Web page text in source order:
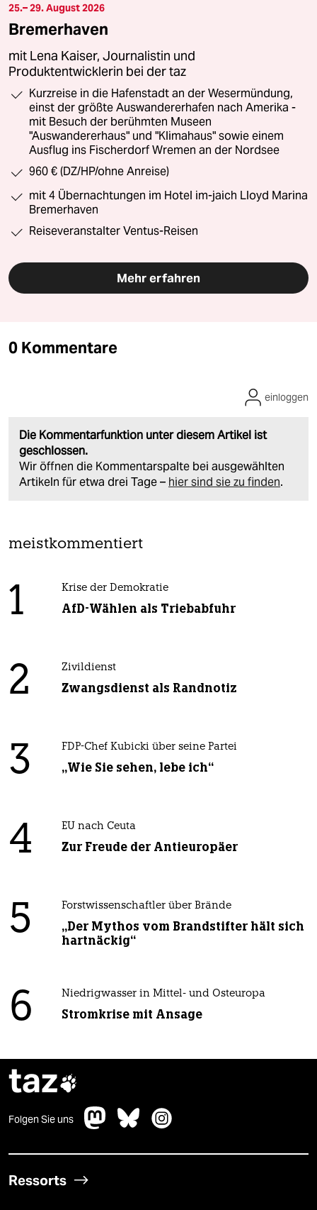
25.– 29. August 2026
Bremerhaven
mit Lena Kaiser, Journalistin und
Produktentwicklerin bei der taz
Kurzreise in die Hafenstadt an der Wesermündung,
einst der größte Auswandererhafen nach Amerika -
mit Besuch der berühmten Museen
"Auswandererhaus" und "Klimahaus" sowie einem
Ausflug ins Fischerdorf Wremen an der Nordsee
960 € (DZ/HP/ohne Anreise)
mit 4 Übernachtungen im Hotel im-jaich Lloyd Marina
Bremerhaven
Reiseveranstalter Ventus-Reisen
Mehr erfahren
0 Kommentare
Die Kommentarfunktion unter diesem Artikel ist
geschlossen.
Wir öffnen die Kommentarspalte bei ausgewählten
Artikeln für etwa drei Tage – hier sind sie zu finden.
einloggen
meistkommentiert
1 Krise der Demokratie
AfD-Wählen als Triebabfuhr
2 Zivildienst
Zwangsdienst als Randnotiz
3 FDP-Chef Kubicki über seine Partei
„Wie Sie sehen, lebe ich“
4 EU nach Ceuta
Zur Freude der Antieuropäer
5 Forstwissenschaftler über Brände
„Der Mythos vom Brandstifter hält sich
hartnäckig“
6 Niedrigwasser in Mittel- und Osteuropa
Stromkrise mit Ansage
taz
Folgen Sie uns
Ressorts